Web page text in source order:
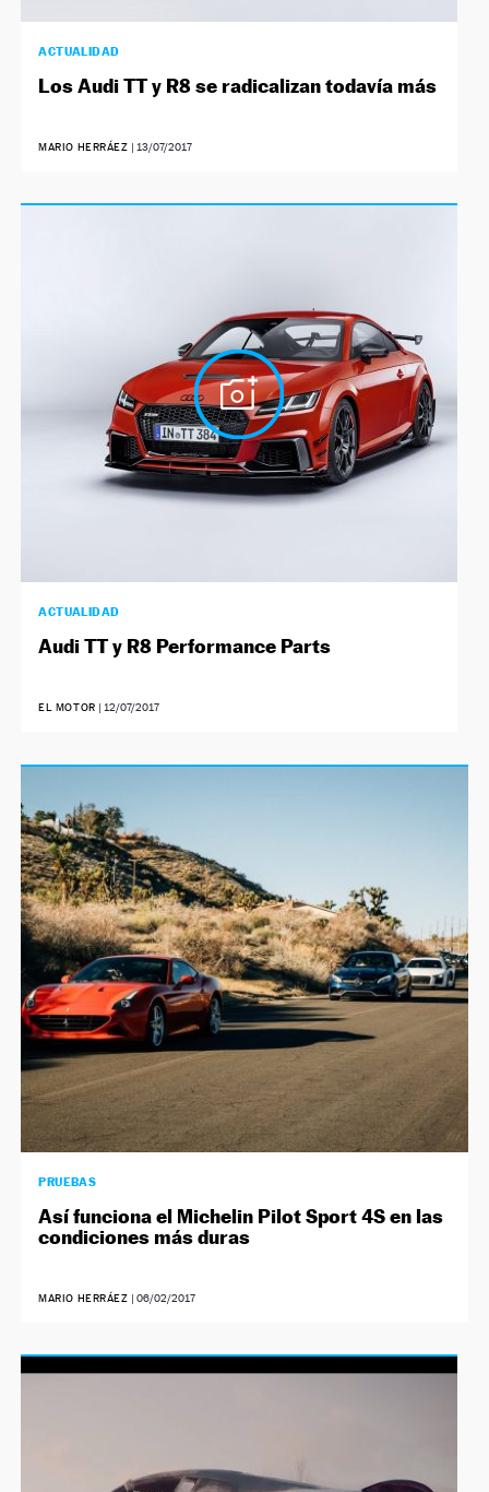
ACTUALIDAD
Los Audi TT y R8 se radicalizan todavía más
MARIO HERRÁEZ | 13/07/2017
ACTUALIDAD
Audi TT y R8 Performance Parts
EL MOTOR 12/07/2017
PRUEBAS
Así funciona el Michelin Pilot Sport 4S en las
condiciones más duras
MARIO HERRÁEZ | 06/02/2017